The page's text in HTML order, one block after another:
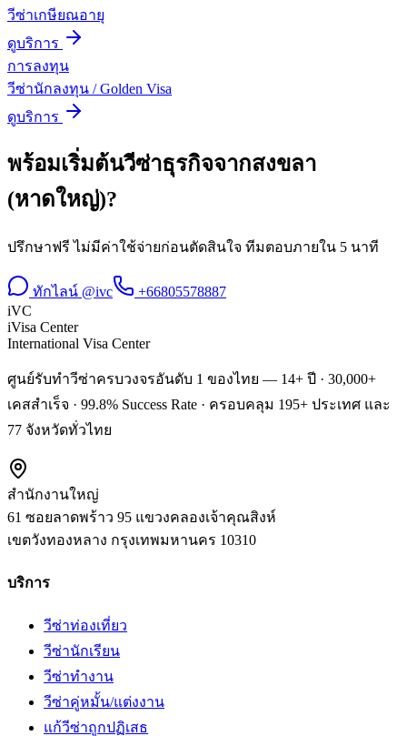
วีซ่าเกษียณอายุ
ดูบริการ
การลงทุน
วีซ่านักลงทุน / Golden Visa
ดูบริการ
พร้อมเริ่มต้นวีซ่าธุรกิจจากสงขลา
(หาดใหญ่)?
ปรึกษาฟรี ไม่มีค่าใช้จ่ายก่อนตัดสินใจ ทีมตอบภายใน 5 นาที
ทักไลน์ @ivc
+66805578887
iVC
iVisa Center
International Visa Center
ศูนย์รับทำวีซ่าครบวงจรอันดับ 1 ของไทย — 14+ ปี · 30,000+
เคสสำเร็จ · 99.8% Success Rate · ครอบคลุม 195+ ประเทศ และ
77 จังหวัดทั่วไทย
สำนักงานใหญ่
61 ซอยลาดพร้าว 95 แขวงคลองเจ้าคุณสิงห์
เขตวังทองหลาง กรุงเทพมหานคร 10310
บริการ
วีซ่าท่องเที่ยว
วีซ่านักเรียน
วีซ่าทำงาน
วีซ่าคู่หมั้น/แต่งงาน
แก้วีซ่าถูกปฏิเสธ